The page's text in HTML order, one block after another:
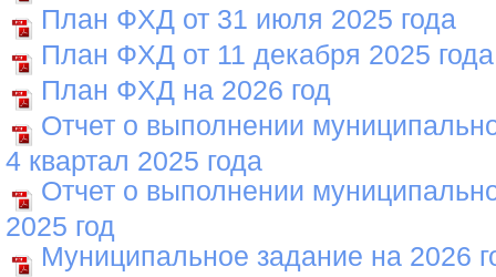
План ФХД от 31 июля 2025 года
План ФХД от 11 декабря 2025 года
План ФХД на 2026 год
Отчет о выполнении
4 квартал 2025 года
Отчет о выполнении
2025 год
Муниципальное задание на 2026